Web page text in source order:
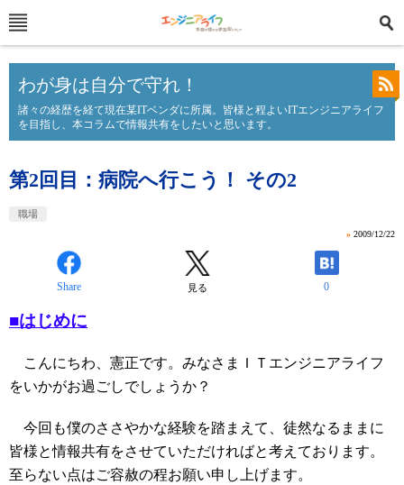
わが身は自分で守れ！
諸々の経歴を経て現在某ITベンダに所属。皆様と程よいITエンジニアライフ
を目指し、本コラムで情報共有をしたいと思います。
第2回目：病院へ行こう！ その2
職場
» 2009/12/22
Share 見る 0
■はじめに
こんにちわ、憲正です。みなさまＩＴエンジニアライフ
をいかがお過ごしでしょうか？
今回も僕のささやかな経験を踏まえて、徒然なるままに
皆様と情報共有をさせていただければと考えております。
至らない点はご容赦の程お願い申し上げます。